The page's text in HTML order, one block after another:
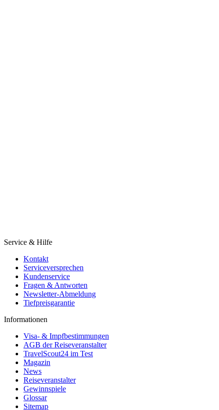
Service & Hilfe
Kontakt
Serviceversprechen
Kundenservice
Fragen & Antworten
Newsletter-Abmeldung
Tiefpreisgarantie
Informationen
Visa- & Impfbestimmungen
AGB der Reiseveranstalter
TravelScout24 im Test
Magazin
News
Reiseveranstalter
Gewinnspiele
Glossar
Sitemap